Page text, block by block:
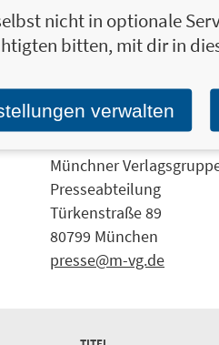
Münchner
Presseabteilung
Türkenstraße 89
80799 München
presse@m-vg.de
nicht in optionale
bitten, mit dir in
verwalten